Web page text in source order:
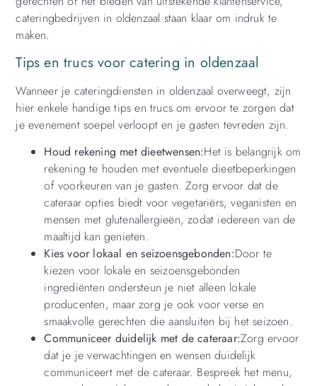
cateringbedrijven in oldenzaal staan klaar om indruk te
maken.
Tips en trucs voor catering in oldenzaal
Wanneer je cateringdiensten in oldenzaal overweegt, zijn
hier enkele handige tips en trucs om ervoor te zorgen dat
je evenement soepel verloopt en je gasten tevreden zijn.
Houd rekening met dieetwensen:Het is belangrijk om
rekening te houden met eventuele dieetbeperkingen
of voorkeuren van je gasten. Zorg ervoor dat de
cateraar opties biedt voor vegetariërs, veganisten en
mensen met glutenallergieën, zodat iedereen van de
maaltijd kan genieten.
Kies voor lokaal en seizoensgebonden:Door te
kiezen voor lokale en seizoensgebonden
ingrediënten ondersteun je niet alleen lokale
producenten, maar zorg je ook voor verse en
smaakvolle gerechten die aansluiten bij het seizoen.
Communiceer duidelijk met de cateraar:Zorg ervoor
dat je je verwachtingen en wensen duidelijk
communiceert met de cateraar. Bespreek het menu,